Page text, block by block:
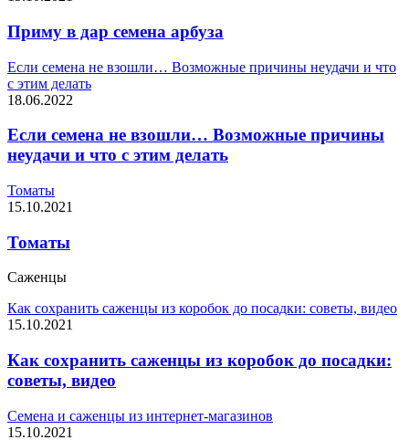
Приму в дар семена арбуза
Если семена не взошли… Возможные причины неудачи и что
с этим делать
18.06.2022
Если семена не взошли… Возможные причины
неудачи и что с этим делать
Томаты
15.10.2021
Томаты
Саженцы
Как сохранить саженцы из коробок до посадки: советы, видео
15.10.2021
Как сохранить саженцы из коробок до посадки:
советы, видео
Семена и саженцы из интернет-магазинов
15.10.2021